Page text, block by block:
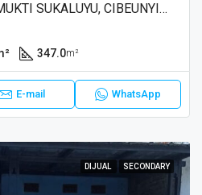
DIJUAL RUMAH SIDOMUKTI SUKALUYU, CIBEUNYING KALER, BANDUNG
347.0m²
E-mail WhatsApp
DIJUAL SECONDARY